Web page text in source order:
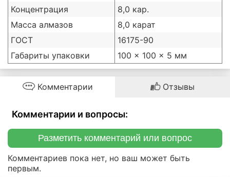
Концентрация
8,0 кар.
Масса алмазов
8,0 карат
ГОСТ
16175-90
Габариты упаковки
100 × 100 × 5 мм
Комментарии Отзывы
Комментарии и вопросы:
Разметить комментарий или вопрос
Комментариев пока нет, но ваш может быть
первым.